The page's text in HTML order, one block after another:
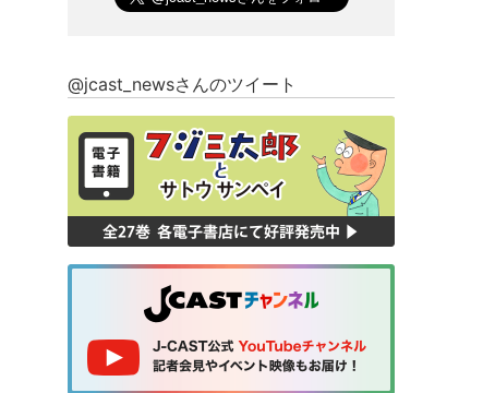
@jcast_newsさんのツイート